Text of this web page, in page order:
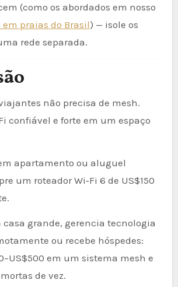
(como os abordados em nosso
praias do Brasil) — isole os
rede separada.
não precisa de mesh.
confiável e forte em um espaço
apartamento ou aluguel
um roteador Wi‑Fi 6 de US$150
casa grande, gerencia tecnologia
ou recebe hóspedes:
em um sistema mesh e
de vez.